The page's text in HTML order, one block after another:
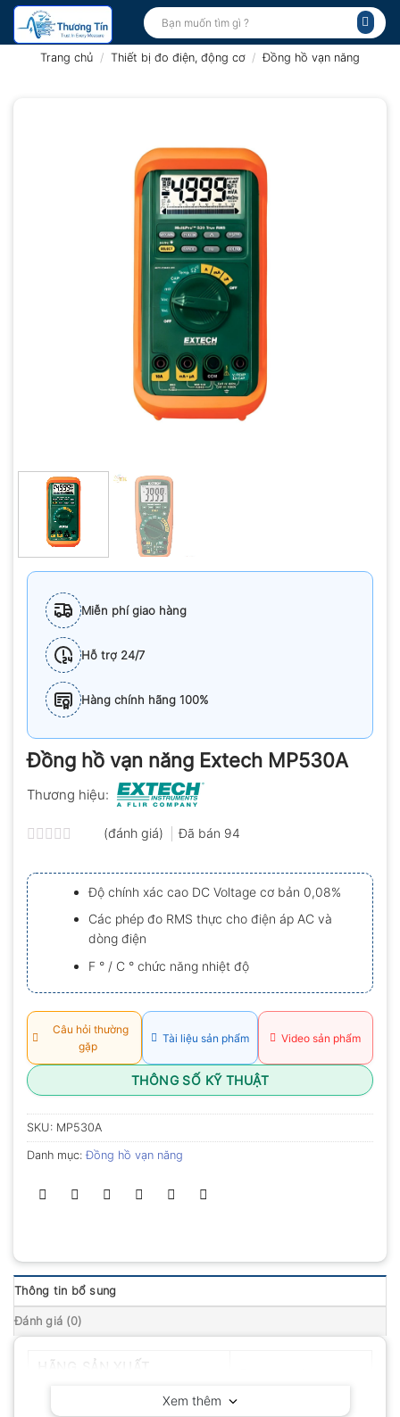
Bỏ
qua
Tìm
kiếm:
Trang chủ / Thiết bị đo điện, động cơ / Đồng hồ vạn năng
Miễn phí giao hàng
Hỗ trợ 24/7
Hàng chính hãng 100%
Đồng hồ vạn năng Extech MP530A
Thương hiệu:
xếp
hạng
0.0
5
sao
(đánh giá) Đã bán 94
Độ chính xác cao DC Voltage cơ bản 0,08%
Các phép đo RMS thực cho điện áp AC và
dòng điện
F ° / C ° chức năng nhiệt độ
Câu hỏi thường
gặp
Tài liệu sản phẩm Video sản phẩm
THÔNG SỐ KỸ THUẬT
SKU: MP530A
Danh mục:Đồng hồ vạn năng
Thông tin bổ sung
Đánh giá (0)
Xem thêm